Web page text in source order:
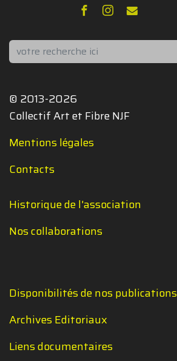
Rechercher
© 2013-2026
Collectif Art et Fibre NJF
Mentions légales
Contacts
Historique de l'association
Nos collaborations
Disponibilités de nos publications
Archives Editoriaux
Liens documentaires